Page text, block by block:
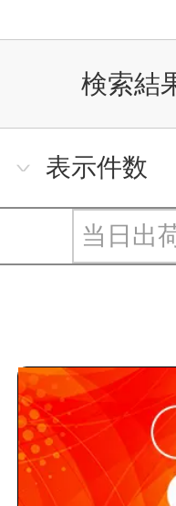
検索結
表示件数
当日出